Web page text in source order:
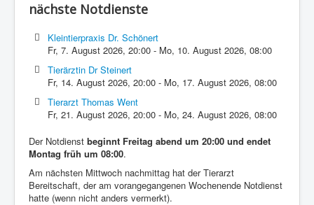
nächste Notdienste
Kleintierpraxis Dr. Schönert
Fr, 7. August 2026,20:00 - Mo, 10. August 2026,08:00
Tierärztin Dr Steinert
Fr, 14. August 2026,20:00 - Mo, 17. August 2026,08:00
Tierarzt Thomas Went
Fr, 21. August 2026,20:00 - Mo, 24. August 2026,08:00
Der Notdienst beginnt Freitag abend um 20:00 und endet
Montag früh um 08:00.
Am nächsten Mittwoch nachmittag hat der Tierarzt
Bereitschaft, der am vorangegangenen Wochenende Notdienst
hatte (wenn nicht anders vermerkt).